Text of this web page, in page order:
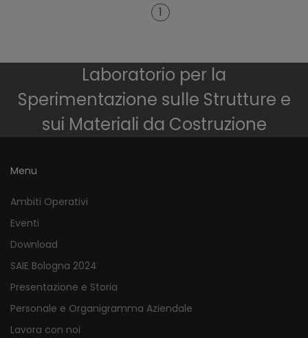
1
Laboratorio per la
Sperimentazione sulle Strutture e
sui Materiali da Costruzione
Menu
Ambiti Operativi
Eventi
Download
SAIE Bologna 2024
Presentazione e Storia
Personale e Organigramma Aziendale
Lavora con noi